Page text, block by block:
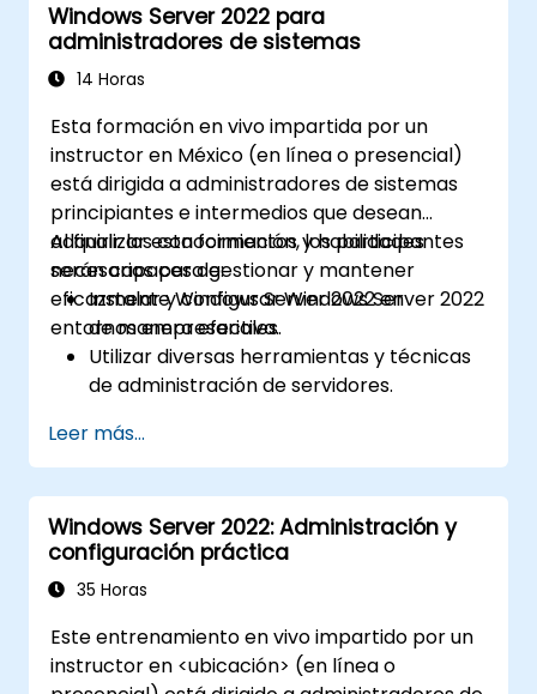
Windows Server 2022 para
administradores de sistemas
14 Horas
Esta formación en vivo impartida por un
instructor en México (en línea o presencial)
está dirigida a administradores de sistemas
principiantes e intermedios que desean
adquirir los conocimientos y habilidades
necesarios para gestionar y mantener
eficazmente Windows Server 2022 en
entornos empresariales.
Al finalizar esta formación, los participantes
serán capaces de:
Instalar y configurar Windows Server 2022
de manera efectiva.
Utilizar diversas herramientas y técnicas
de administración de servidores.
seguridad de los servidores.
Implementar virtualización mediante
Hyper-V para una gestión eficiente de
recursos.
Leer más...
Windows Server 2022: Administración y
configuración práctica
35 Horas
Este entrenamiento en vivo impartido por un
instructor en <ubicación> (en línea o